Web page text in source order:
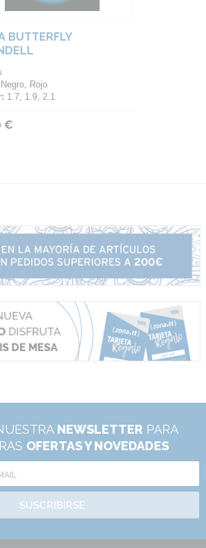
BUTTERFLY
Negro, Rojo
1.7, 1.9, 2.1
€
NEWSLETTER PARA
OFERTAS Y NOVEDADES
SUSCRIBIRSE